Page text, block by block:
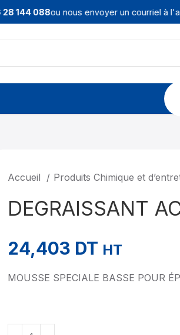
144 088ou nous envoyer un courriel à
Accueil Produits Chimique et
DEGRAISSANT
24,403 DT HT
MOUSSE SPECIALE BASSE POUR